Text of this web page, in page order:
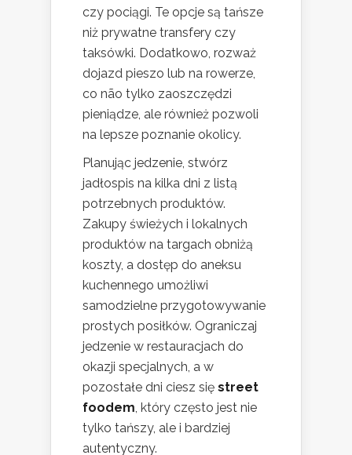
czy pociągi. Te opcje są tańsze
niż prywatne transfery czy
taksówki. Dodatkowo, rozważ
dojazd pieszo lub na rowerze,
co não tylko zaoszczędzi
pieniądze, ale również pozwoli
na lepsze poznanie okolicy.
Planując jedzenie, stwórz
jadłospis na kilka dni z listą
potrzebnych produktów.
Zakupy świeżych i lokalnych
produktów na targach obniżą
koszty, a dostęp do aneksu
kuchennego umożliwi
samodzielne przygotowywanie
prostych posiłków. Ograniczaj
jedzenie w restauracjach do
okazji specjalnych, a w
pozostałe dni ciesz się street
foodem , który często jest nie
tylko tańszy, ale i bardziej
autentyczny.